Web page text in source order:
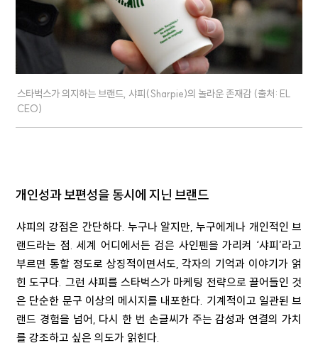
스타벅스가 의지하는 브랜드, 샤피(Sharpie)의 놀라운 존재감 (출처: EL
CEO)
개인성과 보편성을 동시에 지닌 브랜드
샤피의 강점은 간단하다. 누구나 알지만, 누구에게나 개인적인 브
랜드라는 점. 세계 어디에서든 검은 사인펜을 가리켜 ‘샤피’라고
부르면 통할 정도로 상징적이면서도, 각자의 기억과 이야기가 얽
힌 도구다. 그런 샤피를 스타벅스가 마케팅 전략으로 끌어들인 것
은 단순한 문구 이상의 메시지를 내포한다. 기계적이고 일관된 브
랜드 경험을 넘어, 다시 한 번 손글씨가 주는 감성과 연결의 가치
를 강조하고 싶은 의도가 읽힌다.